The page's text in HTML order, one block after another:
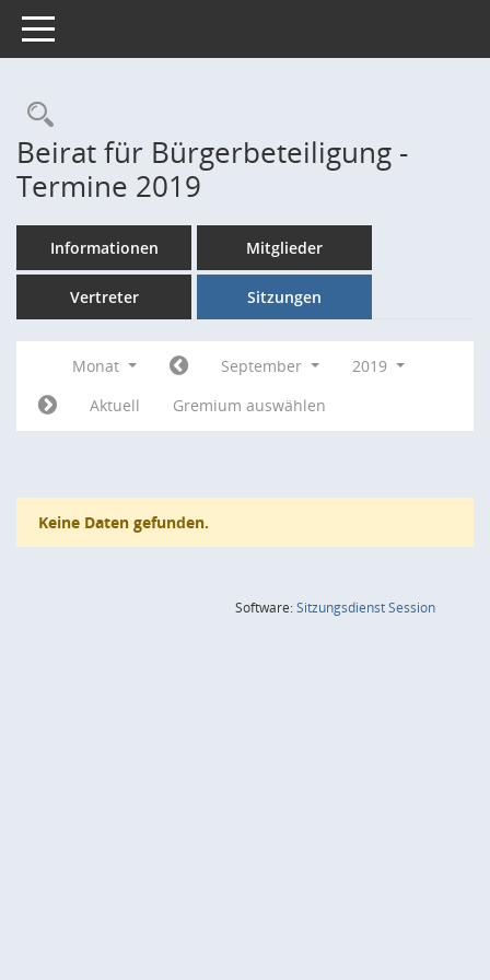
Toggle navigation
Rechercheauswahl
Beirat für Bürgerbeteiligung -
Termine 2019
Informationen Mitglieder
Vertreter Sitzungen
Monat September
2019
Aktuell
Gremium auswählen
Keine Daten gefunden.
Software:SitzungsdienstSession(Wird in